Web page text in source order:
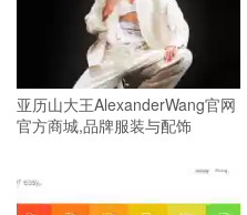
亚历山大王AlexanderWang官网
官方商城,品牌服装与配饰